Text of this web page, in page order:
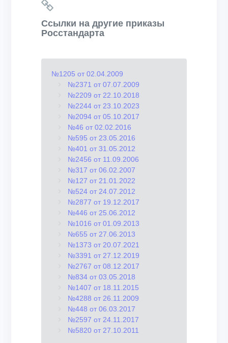
Ссылки на другие приказы
Росстандарта
№1205 от 02.04.2009
№2371 от 07.07.2009
№2209 от 22.10.2018
№2244 от 23.10.2023
№2094 от 05.10.2017
№46 от 02.02.2016
№595 от 23.05.2016
№401 от 31.05.2012
№2456 от 11.09.2006
№317 от 06.02.2007
№127 от 21.01.2022
№524 от 24.07.2012
№2877 от 19.12.2017
№446 от 25.06.2012
№1016 от 01.09.2013
№655 от 27.06.2013
№1373 от 20.07.2021
№3391 от 27.12.2019
№2767 от 08.12.2017
№834 от 03.05.2018
№1407 от 18.11.2015
№4288 от 26.11.2009
№448 от 06.03.2017
№2597 от 24.11.2017
№5820 от 27.10.2011